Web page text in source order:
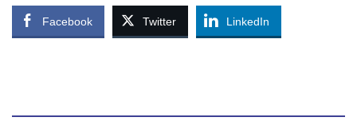
Facebook Twitter LinkedIn